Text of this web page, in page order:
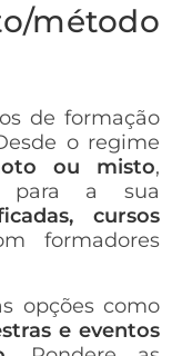
método
de formação
o regime
ou misto,
para a sua
cursos
formadores
opções como
e eventos